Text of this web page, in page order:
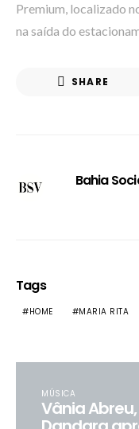
Premium, localizado
na saída do
SHARE
Bahia
Tags
HOME MARIA RITA
MÚSICA
Vânia